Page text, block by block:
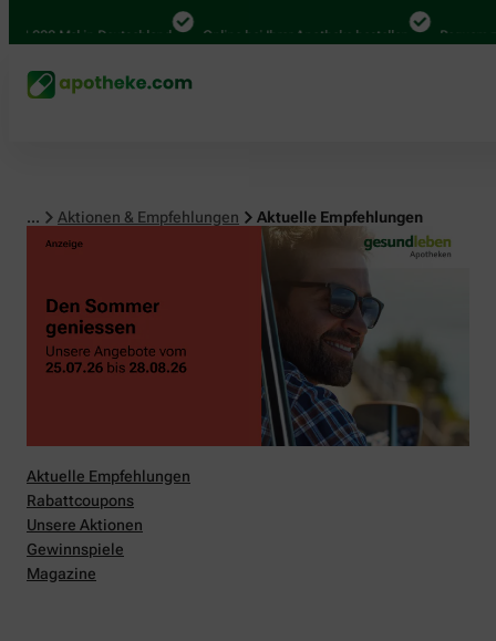
Mal in Deutschland Online bei Ihrer Apotheke bestellen Bequem
... Aktionen & Empfehlungen Aktuelle Empfehlungen
Aktuelle Empfehlungen
Rabattcoupons
Unsere Aktionen
Gewinnspiele
Magazine